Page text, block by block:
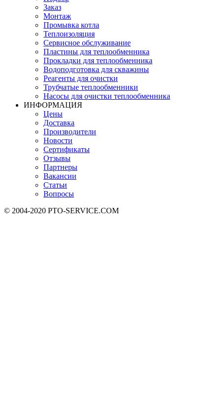
Заказ
Монтаж
Промывка котла
Теплоизоляция
Сервисное обслуживание
Пластины для теплообменника
Прокладки для теплообменника
Водоподготовка для скважины
Реагенты для очистки
Трубчатые теплообменники
Насосы для очистки теплообменника
ИНФОРМАЦИЯ
Цены
Доставка
Производители
Новости
Сертификаты
Отзывы
Партнеры
Вакансии
Статьи
Вопросы
© 2004-2020 PTO-SERVICE.COM